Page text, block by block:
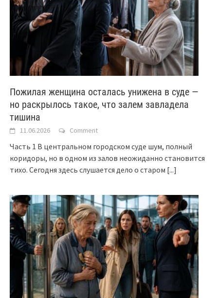
Пожилая женщина осталась унижена в суде —
но раскрылось такое, что залем завладела
тишина
11.06.2026 Comment
Часть 1 В центральном городском суде шум, полный
коридоры, но в одном из залов неожиданно становится
тихо. Сегодня здесь слушается дело о старом [...]